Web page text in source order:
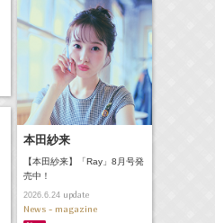
本田紗来
【本田紗来】「Ray」8月号発
売中！
2026.6.24update
News - magazine